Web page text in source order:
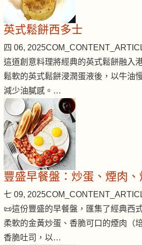
英式鬆餅西多士
四 06, 2025
這道創意料理將經典的英式鬆餅融入
鬆軟的英式鬆餅浸潤蛋液後，以牛油
減少油膩感。…
豐盛早餐盤：炒蛋、煙肉
七 09, 2025
📜這份豐盛的早餐盤，匯集了經典西
柔軟的金黃炒蛋、香脆可口的煙肉（
香脆吐司，以…